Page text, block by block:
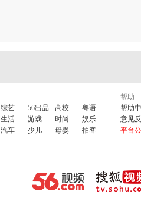
综艺 56出品 高校
粤语
生活 游戏 时尚
娱乐
汽车 少儿 母婴 拍客
帮助
帮助
意见
平台